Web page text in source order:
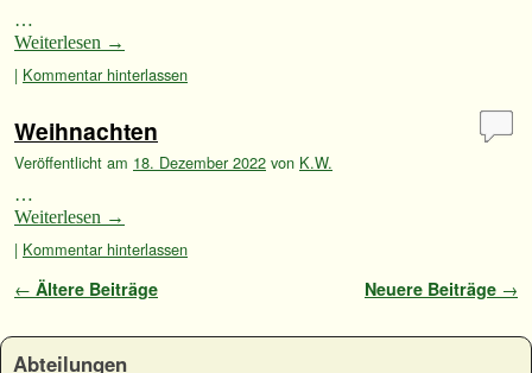
…
Weiterlesen →
| Kommentar hinterlassen
Weihnachten
Veröffentlicht am 18. Dezember 2022 von K.W.
…
Weiterlesen →
| Kommentar hinterlassen
Artikelnavigation
← Ältere Beiträge Neuere Beiträge →
Abteilungen